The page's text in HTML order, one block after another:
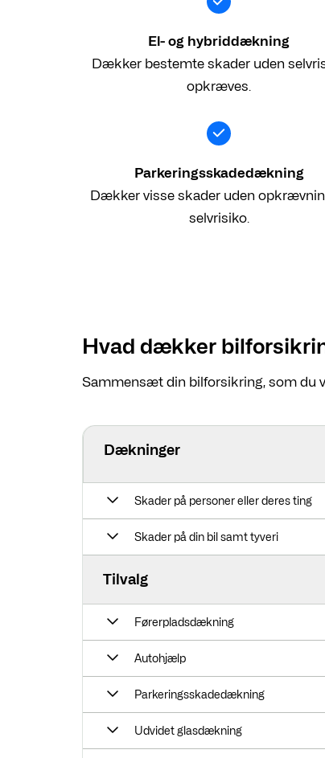
El- og hybriddækning
Dækker bestemte skader uden
opkræves.
Parkeringsskadedækning
Dækker visse skader uden
selvrisiko.
Hvad dækker
Sammensæt din bilforsikring, som du
Dækninger
Skader på personer eller deres ting
Skader på din bil samt tyveri
Tilvalg
Førerpladsdækning
Autohjælp
Parkeringsskadedækning
Udvidet glasdækning